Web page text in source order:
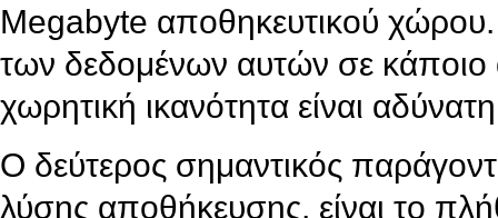
Megabyte αποθηκευτικού
των δεδομένων αυτών σε κάποιο
χωρητική ικανότητα είναι
Ο δεύτερος σημαντικός
λύσης αποθήκευσης, είναι το